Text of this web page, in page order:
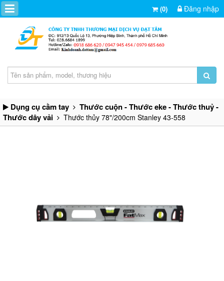
(0) Đăng nhập
Dụng cụ cầm tay
Thước cuộn - Thước eke - Thước thuỷ -
Thước dây vải
Thước thủy 78"/200cm Stanley 43-558